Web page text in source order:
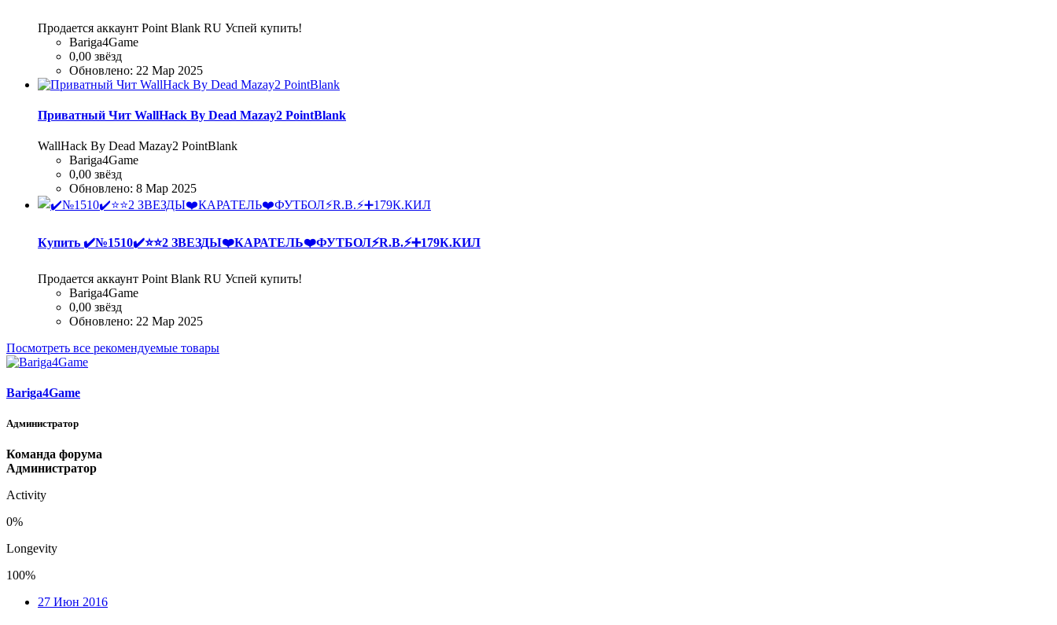
Продается аккаунт Point Blank RU Успей купить!
Bariga4Game
0,00 звёзд
Обновлено: 22 Мар 2025
Приватный Чит WallHack By Dead Mazay2 PointBlank
WallHack By Dead Mazay2 PointBlank
Bariga4Game
0,00 звёзд
Обновлено: 8 Мар 2025
Купить ✔️№1510✔️⭐️⭐️2 ЗВЕЗДЫ❤️КАРАТЕЛЬ❤️ФУТБОЛ⚡R.B.⚡➕179К.КИЛ
Продается аккаунт Point Blank RU Успей купить!
Bariga4Game
0,00 звёзд
Обновлено: 22 Мар 2025
Посмотреть все рекомендуемые товары
Bariga4Game
Администратор
Команда форума
Администратор
Activity
0%
Longevity
100%
27 Июн 2016